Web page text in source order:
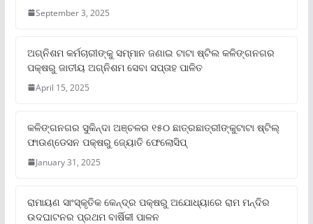
September 3, 2025
ଅଗ୍ନିଶମ କର୍ମଚାରୀଙ୍କୁ ସମ୍ମାନ ଜଣାଇ ଟାଟା ଷ୍ଟିଲ କଳିଙ୍ଗନଗର
ପକ୍ଷରୁ ଜାତୀୟ ଅଗ୍ନିଶମ ସେବା ସପ୍ତାହ ପାଳିତ
April 15, 2025
କଳିଙ୍ଗନଗର ସୁକିନ୍ଦା ଅଞ୍ଚଳର ୧୫୦ ଛାତ୍ରଛାତ୍ରୀଙ୍କୁଟାଟା ଷ୍ଟିଲ୍
ଫାଉଣ୍ଡେସନ ପକ୍ଷରୁ ଜ୍ୟୋତି ଫେଲୋସିପ୍‌
January 31, 2025
ରାମାୟଣ ସାଂସ୍କୃତିକ କେନ୍ଦ୍ର ପକ୍ଷରୁ ଅଯୋଧ୍ୟାରେ ରାମ ମନ୍ଦିର
ଉଦଘାଟନର ପ୍ରଥମ ବାର୍ଷିକୀ ପାଳନ